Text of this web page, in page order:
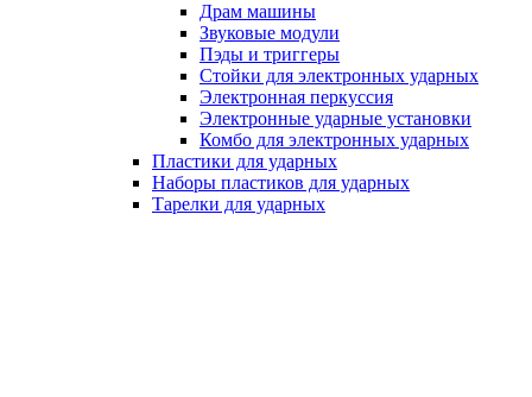
Драм машины
Звуковые модули
Пэды и триггеры
Стойки для электронных ударных
Электронная перкуссия
Электронные ударные установки
Комбо для электронных ударных
Пластики для ударных
Наборы пластиков для ударных
Тарелки для ударных